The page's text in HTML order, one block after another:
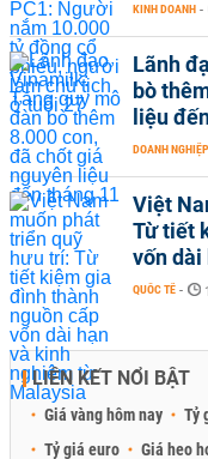
KINH DOANH -
Lãnh
bò
liệu
DOANH NGHIỆP
Việt
Từ tiết
vốn
QUỐC TẾ -
LIÊN KẾT NỔI BẬT
Giá vàng hôm nay Tỷ
Tỷ giá euro
Giá heo